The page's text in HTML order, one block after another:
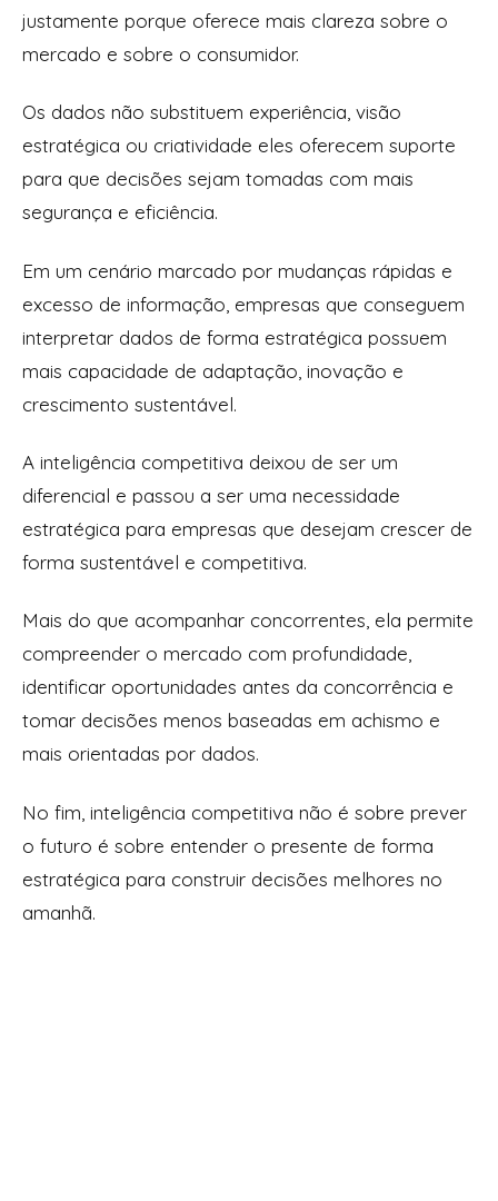
justamente porque oferece mais clareza sobre o
mercado e sobre o consumidor.
Os dados não substituem experiência, visão
estratégica ou criatividade eles oferecem suporte
para que decisões sejam tomadas com mais
segurança e eficiência.
Em um cenário marcado por mudanças rápidas e
excesso de informação, empresas que conseguem
interpretar dados de forma estratégica possuem
mais capacidade de adaptação, inovação e
crescimento sustentável.
A inteligência competitiva deixou de ser um
diferencial e passou a ser uma necessidade
estratégica para empresas que desejam crescer de
forma sustentável e competitiva.
Mais do que acompanhar concorrentes, ela permite
compreender o mercado com profundidade,
identificar oportunidades antes da concorrência e
tomar decisões menos baseadas em achismo e
mais orientadas por dados.
No fim, inteligência competitiva não é sobre prever
o futuro é sobre entender o presente de forma
estratégica para construir decisões melhores no
amanhã.